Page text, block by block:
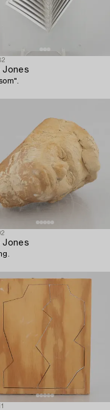
Jones
Jones